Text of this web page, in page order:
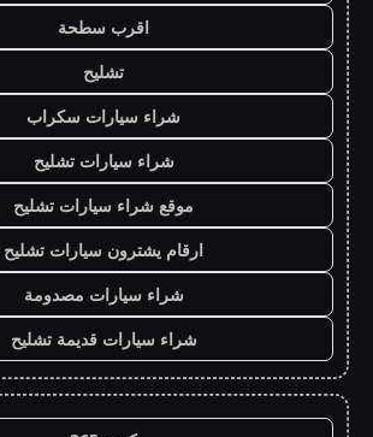
اقرب سطحة
تشليح
شراء سيارات سكراب
شراء سيارات تشليح
موقع شراء سيارات تشليح
ارقام يشترون سيارات تشليح
شراء سيارات مصدومة
شراء سيارات قديمة تشليح